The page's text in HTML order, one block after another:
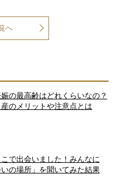
へ
の最高齢はどれくらいなの？
のメリットや注意点とは
で出会いました！みんなに
いの場所」を聞いてみた結果